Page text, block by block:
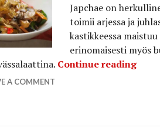
Japchae on
toimii arjessa ja
kastikkeessa
erinomaisesti myös
Continue reading
A COMMENT